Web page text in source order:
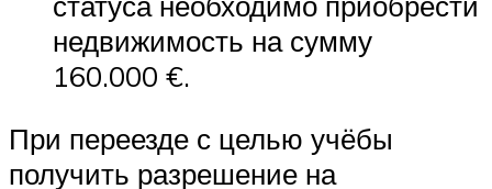
недвижимость на сумму
160.000 €.
При переезде с целью учёбы
получить разрешение на